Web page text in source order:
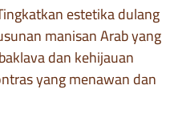
estetika dulang
manisan Arab yang
dan kehijauan
yang menawan dan